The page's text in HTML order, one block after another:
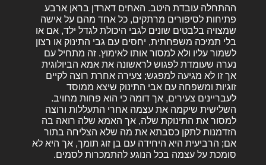
ההתחלה עובדת היטב. האחים דארדן בראן ארבע
פתיחות לסיפורים מרתקים, כל אחד מהם על אישה
שמצויה בלבטים שונים לגבי היכולת לגדל ילד, אם או
בלי תמיכה משפחתית, יחסים עם גבי התינוק או רצון
לשמור עליו ולא למסור אותו לאימוץ. זה מתחיל עם
נערה שעומדת לפגוש לראשונה את אמא הביולוגית
אך זו לא מגיעה למפגש; צעירה אחרת רוצה לקיים
זוגיות ומשפחה עם אבי התינוק שיצא ממוסד
לעבריינים צעירים, אך דומה כי הוא פחות מחויב.
השלישית שיקמה את עצמה אחרי התעללות ורוצה
למסור את התינוקת שלה, אך האמא שלה רואה בה
הזדמנות לתקן כסבתא את מה שלא הצליחה בתור
אם; הרביעית היא היחידה עם בן זוג תומך, אך היא לא
סומכת על עצמה בכל הנוגע להתמכרות לסמים.